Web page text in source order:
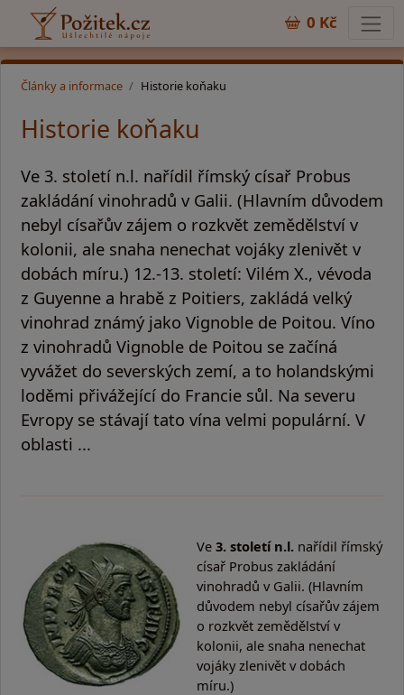
0 Kč
Články a informace Historie koňaku
Historie koňaku
Ve 3. století n.l. nařídil římský císař Probus
zakládání vinohradů v Galii. (Hlavním důvodem
nebyl císařův zájem o rozkvět zemědělství v
kolonii, ale snaha nenechat vojáky zlenivět v
dobách míru.) 12.-13. století: Vilém X., vévoda
z Guyenne a hrabě z Poitiers, zakládá velký
vinohrad známý jako Vignoble de Poitou. Víno
z vinohradů Vignoble de Poitou se začíná
vyvážet do severských zemí, a to holandskými
loděmi přivážející do Francie sůl. Na severu
Evropy se stávají tato vína velmi populární. V
oblasti ...
Ve 3. století n.l. nařídil římský
císař Probus zakládání
vinohradů v Galii. (Hlavním
důvodem nebyl císařův zájem
o rozkvět zemědělství v
kolonii, ale snaha nenechat
vojáky zlenivět v dobách
míru.)